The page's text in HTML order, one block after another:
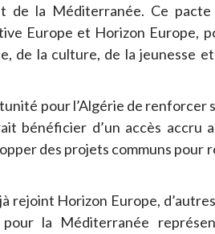
la Méditerranée. Ce pacte
Europe et Horizon Europe,
de la culture, de la jeunesse
pour l’Algérie de renforcer
bénéficier d’un accès accru
des projets communs pour
Horizon Europe,
la Méditerranée